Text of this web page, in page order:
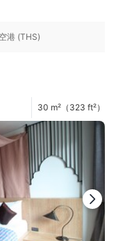
港 (THS)
30 m²（323 ft²）